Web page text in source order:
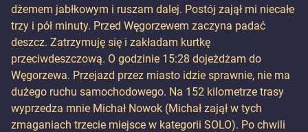
dżemem jabłkowym i ruszam dalej. Postój zajął mi niecałe
trzy i pół minuty. Przed Węgorzewem zaczyna padać
deszcz. Zatrzymuję się i zakładam kurtkę
przeciwdeszczową. O godzinie 15:28 dojeżdżam do
Węgorzewa. Przejazd przez miasto idzie sprawnie, nie ma
dużego ruchu samochodowego. Na 152 kilometrze trasy
wyprzedza mnie Michał Nowok (Michał zajął w tych
zmaganiach trzecie miejsce w kategorii SOLO). Po chwili